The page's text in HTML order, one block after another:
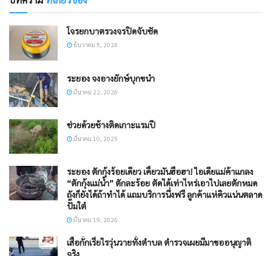
โจรยกบาตรวงจรปิดจับชัด
ธันวาคม 5, 2024
​ระยอง จงอางยักษ์บุกขนำ
มีนาคม 22, 2026
ช่วยด้วยช้างติดเกาะแรมปี
มีนาคม 10, 2025
​ระยอง ตักกุ้งร้อยเดียว เคี้ยวมัน​ฮือฮา! ไอเดียแม่ค้าแกลง
“ตักกุ้งแม่น้ำ” ตักละร้อย ตัดได้เท่าไหร่เอาไปเลยตักหมด
ถังก็ยังได้ถ้าทำได้ แถมบริการนึ่งฟรี ลูกค้าแห่คิวแน่นตลาด
ปั๊มใต๋​
มีนาคม 19, 2026
เสื้อกั๊กเรี่ยไรวุ่นวายทั้งตำบล ตำรวจเผยมีมาขออนุญาติ
จริง